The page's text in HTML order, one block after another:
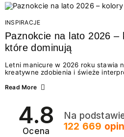
Motywem przewodnim jest
letnich momentów. Z tej okazji
wyjątkowego: wielki konkurs z
najgorętszych trendów w...
INSPIRACJE
Paznokcie na lato 2026 –
które dominują
Letni manicure w 2026 roku stawia
kreatywne zdobienia i świeże
zarówno energetycznych odcieni
2026? Znajdź inspirację dla swojego
Read More
4.8
Ocena
Na
122 669